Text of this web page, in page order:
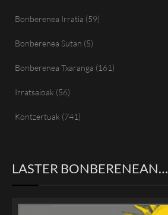
Bonberenea Irratia (59)
Bonberenea Sutan (5)
Bonberenea Txaranga (161)
Irratsaioak (56)
Kontzertuak (741)
LASTER BONBERENEAN…